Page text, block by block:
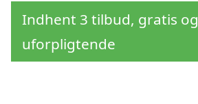
Indhent 3 tilbud, gratis og
uforpligtende